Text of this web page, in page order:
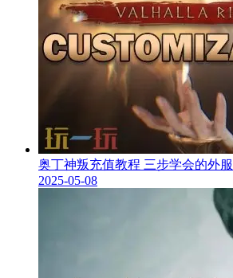
奥丁神叛充值教程 三步学会的外
2025-05-08